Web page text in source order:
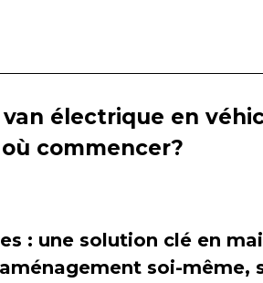
électrique en
commencer?
: une solution clé en
soi-même,